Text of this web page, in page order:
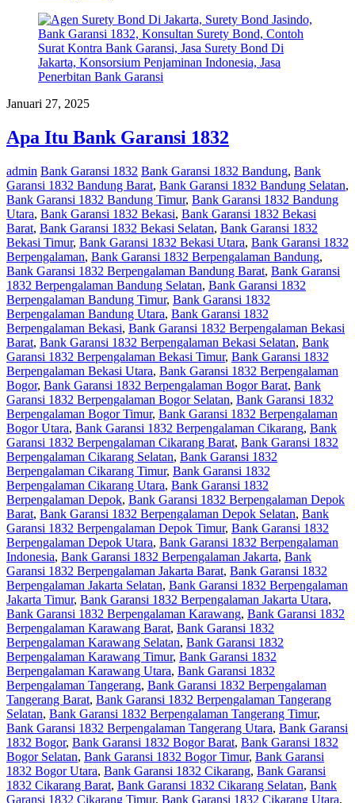
Januari 27, 2025
Apa Itu Bank Garansi 1832
admin Bank Garansi 1832 Bank Garansi 1832 Bandung, Bank
Garansi 1832 Bandung Barat, Bank Garansi 1832 Bandung Selatan,
Bank Garansi 1832 Bandung Timur, Bank Garansi 1832 Bandung
Utara, Bank Garansi 1832 Bekasi, Bank Garansi 1832 Bekasi
Barat, Bank Garansi 1832 Bekasi Selatan, Bank Garansi 1832
Bekasi Timur, Bank Garansi 1832 Bekasi Utara, Bank Garansi 1832
Berpengalaman, Bank Garansi 1832 Berpengalaman Bandung,
Bank Garansi 1832 Berpengalaman Bandung Barat, Bank Garansi
1832 Berpengalaman Bandung Selatan, Bank Garansi 1832
Berpengalaman Bandung Timur, Bank Garansi 1832
Berpengalaman Bandung Utara, Bank Garansi 1832
Berpengalaman Bekasi, Bank Garansi 1832 Berpengalaman Bekasi
Barat, Bank Garansi 1832 Berpengalaman Bekasi Selatan, Bank
Garansi 1832 Berpengalaman Bekasi Timur, Bank Garansi 1832
Berpengalaman Bekasi Utara, Bank Garansi 1832 Berpengalaman
Bogor, Bank Garansi 1832 Berpengalaman Bogor Barat, Bank
Garansi 1832 Berpengalaman Bogor Selatan, Bank Garansi 1832
Berpengalaman Bogor Timur, Bank Garansi 1832 Berpengalaman
Bogor Utara, Bank Garansi 1832 Berpengalaman Cikarang, Bank
Garansi 1832 Berpengalaman Cikarang Barat, Bank Garansi 1832
Berpengalaman Cikarang Selatan, Bank Garansi 1832
Berpengalaman Cikarang Timur, Bank Garansi 1832
Berpengalaman Cikarang Utara, Bank Garansi 1832
Berpengalaman Depok, Bank Garansi 1832 Berpengalaman Depok
Barat, Bank Garansi 1832 Berpengalaman Depok Selatan, Bank
Garansi 1832 Berpengalaman Depok Timur, Bank Garansi 1832
Berpengalaman Depok Utara, Bank Garansi 1832 Berpengalaman
Indonesia, Bank Garansi 1832 Berpengalaman Jakarta, Bank
Garansi 1832 Berpengalaman Jakarta Barat, Bank Garansi 1832
Berpengalaman Jakarta Selatan, Bank Garansi 1832 Berpengalaman
Jakarta Timur, Bank Garansi 1832 Berpengalaman Jakarta Utara,
Bank Garansi 1832 Berpengalaman Karawang, Bank Garansi 1832
Berpengalaman Karawang Barat, Bank Garansi 1832
Berpengalaman Karawang Selatan, Bank Garansi 1832
Berpengalaman Karawang Timur, Bank Garansi 1832
Berpengalaman Karawang Utara, Bank Garansi 1832
Berpengalaman Tangerang, Bank Garansi 1832 Berpengalaman
Tangerang Barat, Bank Garansi 1832 Berpengalaman Tangerang
Selatan, Bank Garansi 1832 Berpengalaman Tangerang Timur,
Bank Garansi 1832 Berpengalaman Tangerang Utara, Bank Garansi
1832 Bogor, Bank Garansi 1832 Bogor Barat, Bank Garansi 1832
Bogor Selatan, Bank Garansi 1832 Bogor Timur, Bank Garansi
1832 Bogor Utara, Bank Garansi 1832 Cikarang, Bank Garansi
1832 Cikarang Barat, Bank Garansi 1832 Cikarang Selatan, Bank
Garansi 1832 Cikarang Timur, Bank Garansi 1832 Cikarang Utara,